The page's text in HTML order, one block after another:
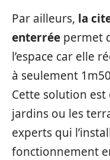
Par ailleurs, la
enterrée permet
l’espace car elle
à seulement
Cette solution
jardins ou les
experts qui
fonctionnement